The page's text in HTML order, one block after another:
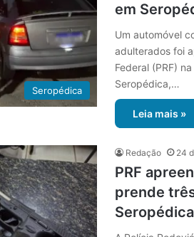
Seropédica
em
Um automóvel
adulterados foi
Federal (PRF)
Seropédica,…
Leia mais »
Redação 24
PRF
prende
Seropédica